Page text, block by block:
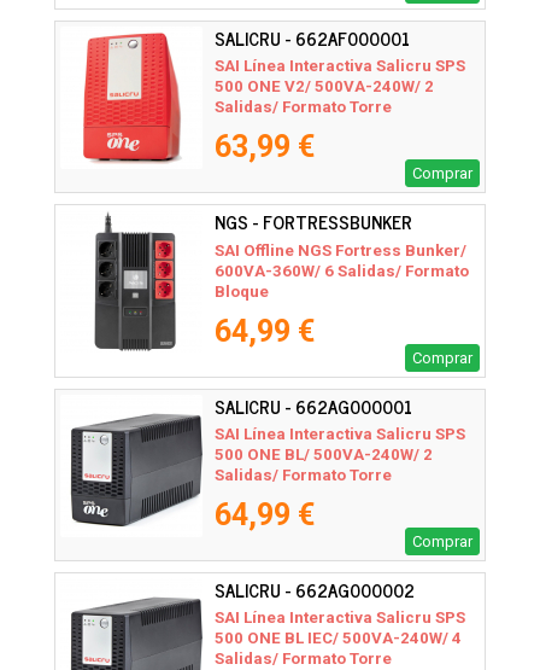
SALICRU - 662AF000001
SAI Línea Interactiva Salicru SPS
500 ONE V2/ 500VA-240W/ 2
Salidas/ Formato Torre
63,99 €
Comprar
NGS - FORTRESSBUNKER
SAI Offline NGS Fortress Bunker/
600VA-360W/ 6 Salidas/ Formato
Bloque
64,99 €
Comprar
SALICRU - 662AG000001
SAI Línea Interactiva Salicru SPS
500 ONE BL/ 500VA-240W/ 2
Salidas/ Formato Torre
64,99 €
Comprar
SALICRU - 662AG000002
SAI Línea Interactiva Salicru SPS
500 ONE BL IEC/ 500VA-240W/ 4
Salidas/ Formato Torre